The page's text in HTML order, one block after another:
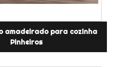
amadeirado para cozinha
Pinheiros